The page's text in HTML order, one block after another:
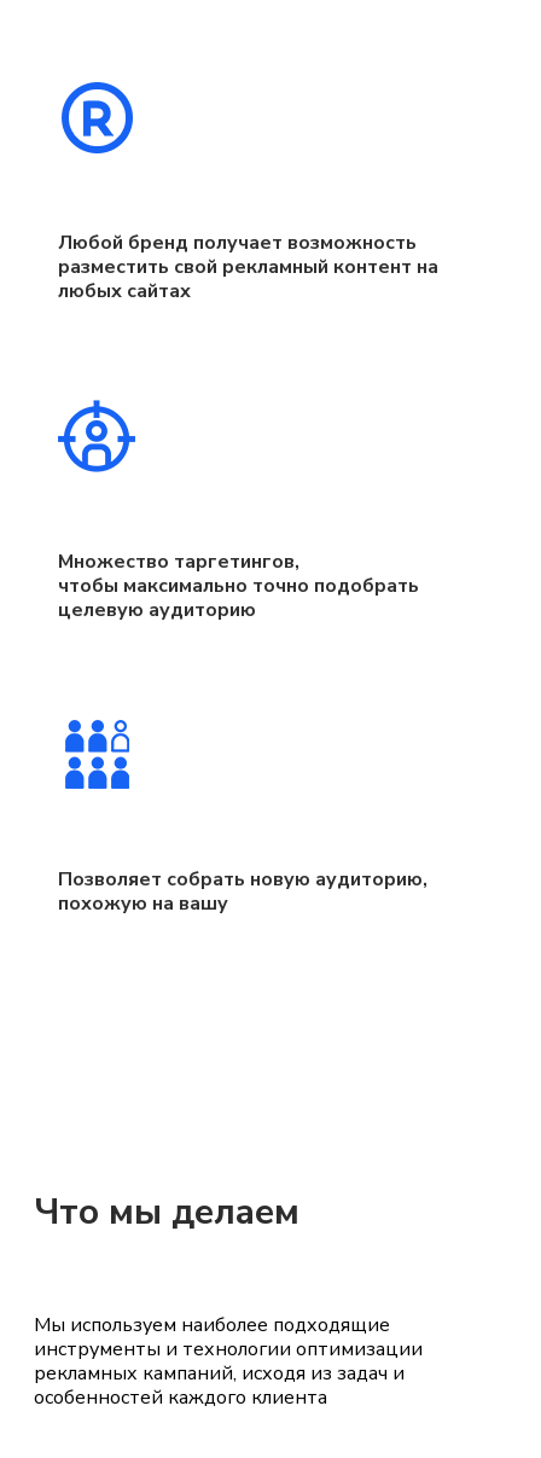
Любой бренд получает возможность
разместить свой рекламный контент на
любых сайтах
Множество таргетингов,
чтобы максимально точно подобрать
целевую аудиторию
Позволяет собрать новую аудиторию,
похожую на вашу
Что мы делаем
Мы используем наиболее подходящие
инструменты и технологии оптимизации
рекламных кампаний, исходя из задач и
особенностей каждого клиента